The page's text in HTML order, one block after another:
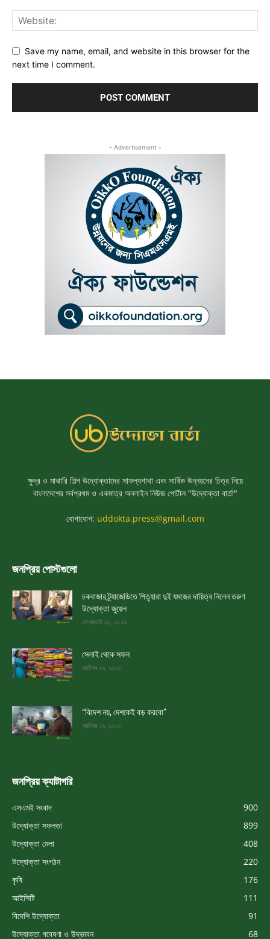
Save my name, email, and website in this browser for the
next time I comment.
- Advertisement -
ক্ষুদ্র ও মাঝারি শিল্প উদ্যোক্তাদের সাফল্যগাথা এবং সার্বিক উন্নয়নের চিত্র নিয়ে
বাংলাদেশের সর্বপ্রথম ও একমাত্র অনলাইন নিউজ পোর্টাল "উদ্যোক্তা বার্তা"
যোগাযোগ: uddokta.press@gmail.com
জনপ্রিয় পোস্টগুলো
চকবাজার ট্র্যাজেডিতে পিতৃহারা দুই যমজের দায়িত্ব নিলেন তরুণ
উদ্যোক্তা জুয়েল
ফেব্রুয়ারি ২৩, ২০১৯
সেলাই থেকে সফল
অক্টোবর ২৯, ২০১৮
“বিদেশ নয়, দেশকেই বড় করবো”
অক্টোবর ১৯, ২০১৮
জনপ্রিয় ক্যাটাগরি
এসএমই সংবাদ
900
উদ্যোক্তা সফলতা
899
উদ্যোক্তা মেলা
408
উদ্যোক্তা সংগঠন
220
কৃষি
176
আইসিটি
111
বিদেশি উদ্যোক্তা
91
উদ্যোক্তা গবেষণা ও উদ্ভাবন
68